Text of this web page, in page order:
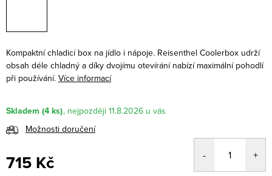
Kompaktní chladicí box na jídlo i nápoje. Reisenthel Coolerbox udrží
obsah déle chladný a díky dvojímu otevírání nabízí maximální pohodlí
při používání. Více informací
Skladem (4 ks)
11.8.2026
Možnosti doručení
715 Kč